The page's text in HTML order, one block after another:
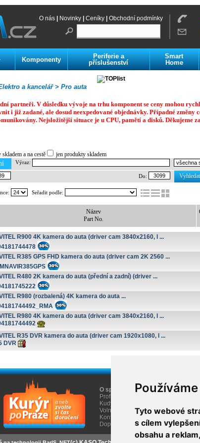
Tyto webové
s cílem
obsahu a
O nás Novinky Ceníky Obchodní podmínky
Komponenty
Periferie a
příslušenství
Smart
Home
Pro auta
a kancelář >
partneři. V důsledku vývoje na trhu komponent se ceny mohou
i již zadané, ale dosud neexpedované objednávky. Případné změny
Nejsložitější situace je u CPU, pamětí a disků. Děkujeme
a na cestě jen produkty skladem
Výraz:
Do:
Seřadit podle:
Název
Part No.
R900 4K kamera do auta (driver cam 3840x2160, l ...
R385 GPS FHD kamera do auta (driver cam 2K 2560 ...
R480 2K kamera do auta (přední a zadní) (driver ...
R980 (rozbalená) 4K kamera do auta ...
R980 4K kamera do auta (driver cam 3840x2160, l ...
R35 DVR kamera do auta (driver cam 1920x1080, l ...
DVR
O společnosti
Profil firmy AGEM
Kudy k nám
Volná místa
Kontakty
Doprava
O nákupu